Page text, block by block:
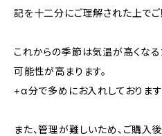
記を十二分にご理解された上でご
これからの季節は気温が高くな
可能性が高まります。
+α分で多めにお入れしております
また、管理が難しいため、ご購